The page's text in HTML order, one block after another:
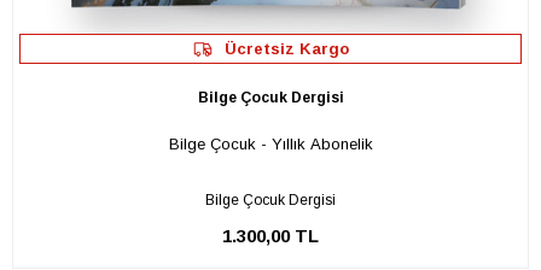
Ücretsiz Kargo
Bilge Çocuk Dergisi
Bilge Çocuk - Yıllık Abonelik
Bilge Çocuk Dergisi
1.300,00 TL